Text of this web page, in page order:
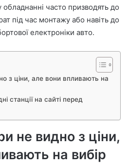
часто призводять до
під час монтажу або навіть до
електроніки авто.
з ціни, але вони впливають на
станції на сайті перед
не видно з ціни,
на вибір